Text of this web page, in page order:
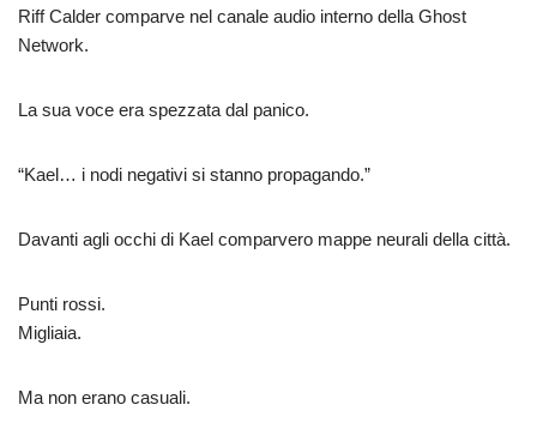
Riff Calder comparve nel canale audio interno della Ghost
Network.
La sua voce era spezzata dal panico.
“Kael… i nodi negativi si stanno propagando.”
Davanti agli occhi di Kael comparvero mappe neurali della città.
Punti rossi.
Migliaia.
Ma non erano casuali.